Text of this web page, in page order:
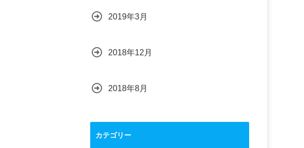
2019年3月
2018年12月
2018年8月
カテゴリー